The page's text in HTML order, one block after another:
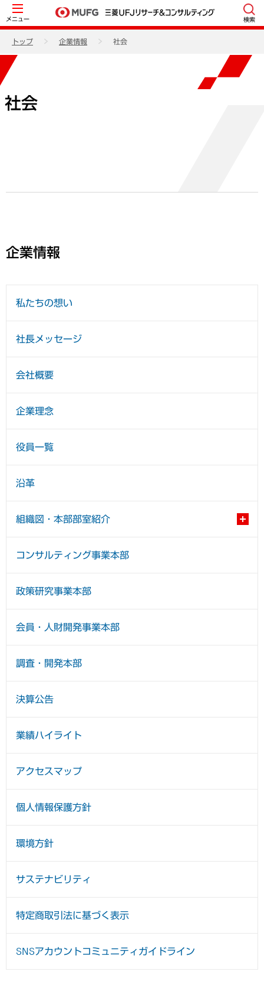
メニュー 検索
トップ 企業情報 社会
社会
企業情報
私たちの想い
社長メッセージ
会社概要
企業理念
役員一覧
沿革
組織図・本部部室紹介
コンサルティング事業本部
政策研究事業本部
会員・人財開発事業本部
調査・開発本部
決算公告
業績ハイライト
アクセスマップ
個人情報保護方針
環境方針
サステナビリティ
特定商取引法に基づく表示
SNSアカウントコミュニティガイドライン